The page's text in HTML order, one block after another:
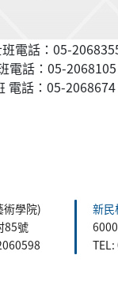
電話：05-
電話：05-
電話：05-
術學院)
85號
新民